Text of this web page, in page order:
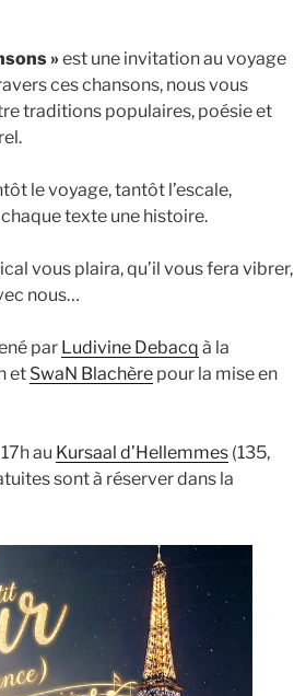
» est une invitation au voyage
ces chansons, nous vous
traditions populaires, poésie et
le voyage, tantôt l’escale,
texte une histoire.
vous plaira, qu’il vous fera vibrer,
nous…
par Ludivine Debacq à la
et SwaN Blachère pour la mise en
au Kursaal d’Hellemmes (135,
sont à réserver dans la